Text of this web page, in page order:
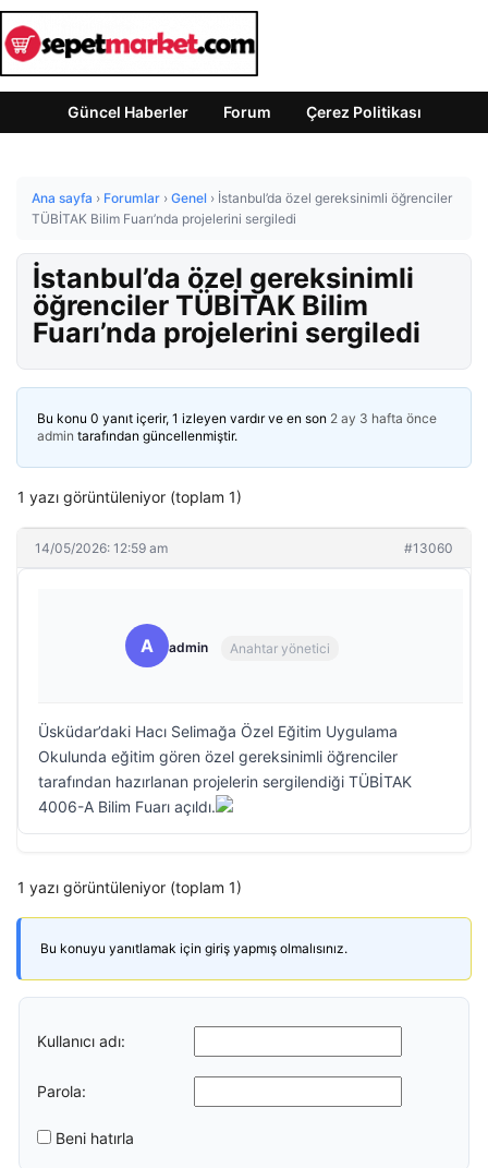
Güncel Haberler Forum Çerez Politikası
Ana sayfa › Forumlar › Genel › İstanbul’da özel gereksinimli öğrenciler
TÜBİTAK Bilim Fuarı’nda projelerini sergiledi
İstanbul’da özel gereksinimli
öğrenciler TÜBİTAK Bilim
Fuarı’nda projelerini sergiledi
Bu konu 0 yanıt içerir, 1 izleyen vardır ve en son 2 ay 3 hafta önce
admin tarafından güncellenmiştir.
1 yazı görüntüleniyor (toplam 1)
14/05/2026: 12:59 am #13060
A admin Anahtar yönetici
Üsküdar’daki Hacı Selimağa Özel Eğitim Uygulama
Okulunda eğitim gören özel gereksinimli öğrenciler
tarafından hazırlanan projelerin sergilendiği TÜBİTAK
4006-A Bilim Fuarı açıldı.
1 yazı görüntüleniyor (toplam 1)
Bu konuyu yanıtlamak için giriş yapmış olmalısınız.
Kullanıcı adı:
Parola:
Beni hatırla